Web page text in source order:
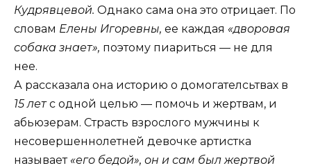
Кудрявцевой. Однако сама она это отрицает. По
словам Елены Игоревны, ее каждая «дворовая
собака знает», поэтому пиариться — не для
нее.
А рассказала она историю о домогателсьтвах в
15 летс одной целью — помочь и жертвам, и
абьюзерам. Страсть взрослого мужчины к
несовершеннолетней девочке артистка
называет «его бедой», он и сам был жертвой